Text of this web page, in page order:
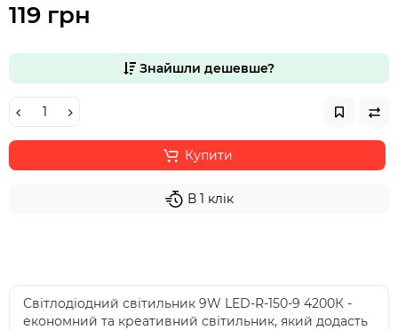
119 грн
Знайшли дешевше?
Купити
В 1 клік
Світлодіодний світильник 9W LED-R-150-9 4200К -
економний та креативний світильник, який додасть